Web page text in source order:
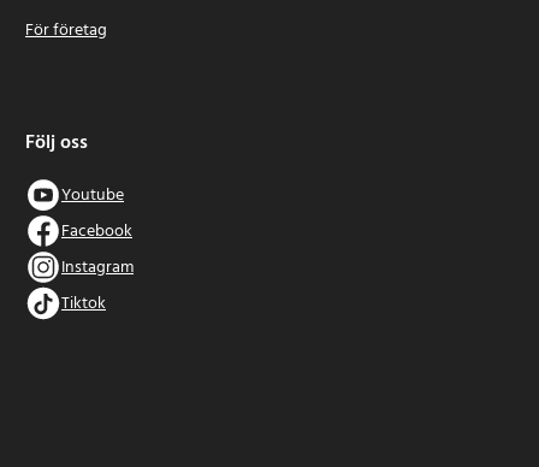
För företag
Följ oss
Youtube
Facebook
Instagram
Tiktok